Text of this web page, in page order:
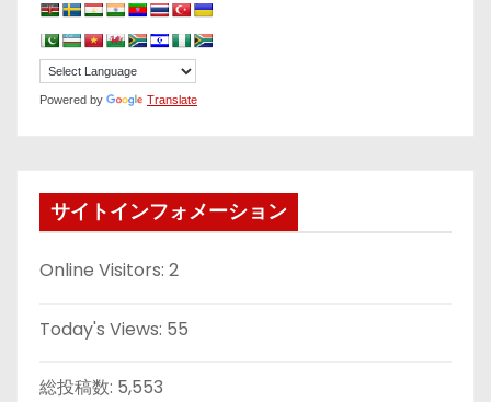
Powered by Translate
サイトインフォメーション
Online Visitors: 2
Today's Views: 55
総投稿数: 5,553